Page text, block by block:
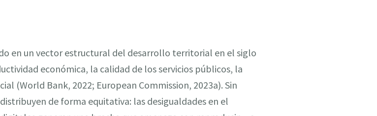
en un vector estructural del desarrollo territorial en el siglo
económica, la calidad de los servicios públicos, la
(World Bank, 2022; European Commission, 2023a). Sin
de forma equitativa: las desigualdades en el